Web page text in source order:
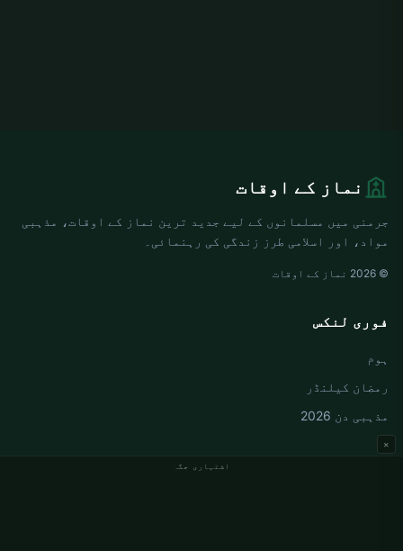
اشتہاری جگہ
×
نماز کے اوقات
جرمنی میں مسلمانوں کے لیے جدید ترین نماز کے اوقات، مذہبی
مواد، اور اسلامی طرز زندگی کی رہنمائی۔
© 2026 نماز کے اوقات
فوری لنکس
ہوم
رمضان کیلنڈر
مذہبی دن 2026